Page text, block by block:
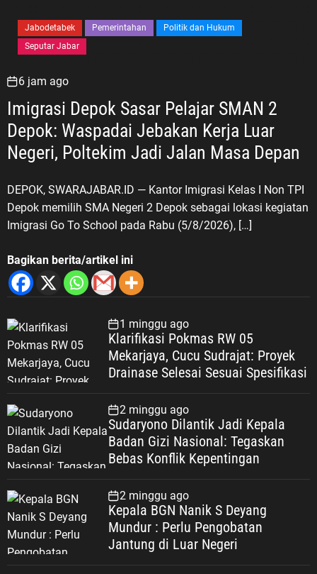
Jabodetabek Pemerintahan
Politik dan Hukum
Seputar Jabar
6 jam ago
Imigrasi Depok Sasar Pelajar SMAN 2
Depok: Waspadai Jebakan Kerja Luar
DEPOK, SWARAJABAR.ID — Kantor Imigrasi Kelas I Non TPI
Depok memilih SMA Negeri 2 Depok sebagai lokasi kegiatan
Imigrasi Go To School pada Rabu (5/8/2026), […]
Bagikan berita/artikel ini
1 minggu ago
Klarifikasi Pokmas RW 05
Mekarjaya, Cucu Sudrajat: Proyek
Drainase Selesai Sesuai Spesifikasi
2 minggu ago
Sudaryono Dilantik Jadi Kepala
Badan Gizi Nasional: Tegaskan
Bebas Konflik Kepentingan
2 minggu ago
Kepala BGN Nanik S Deyang
Mundur : Perlu Pengobatan
Jantung di Luar Negeri